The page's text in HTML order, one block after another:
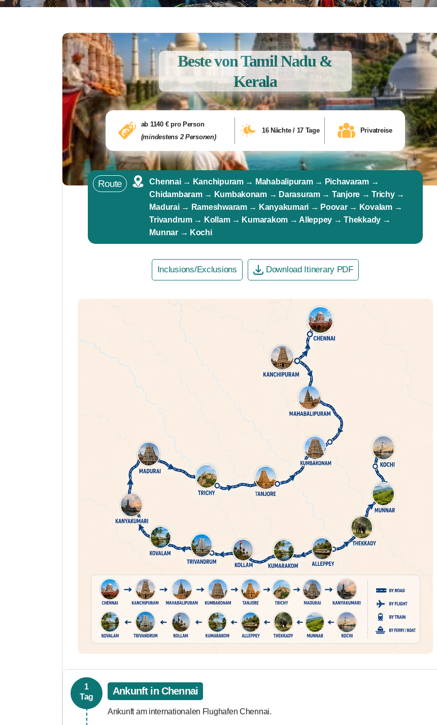
Beste von Tamil Nadu &
Kerala
ab 1140 € pro Person
(mindestens 2 Personen)
16 Nächte / 17 Tage Privatreise
Route
Chennai → Kanchipuram → Mahabalipuram → Pichavaram →
Chidambaram → Kumbakonam → Darasuram → Tanjore → Trichy →
Madurai → Rameshwaram → Kanyakumari → Poovar → Kovalam →
Trivandrum → Kollam → Kumarakom → Alleppey → Thekkady →
Munnar → Kochi
Inclusions/Exclusions Download Itinerary PDF
1
Tag
Ankunft in Chennai
Ankunft am internationalen Flughafen Chennai.